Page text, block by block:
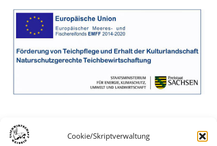
Cookie/Skriptverwaltung